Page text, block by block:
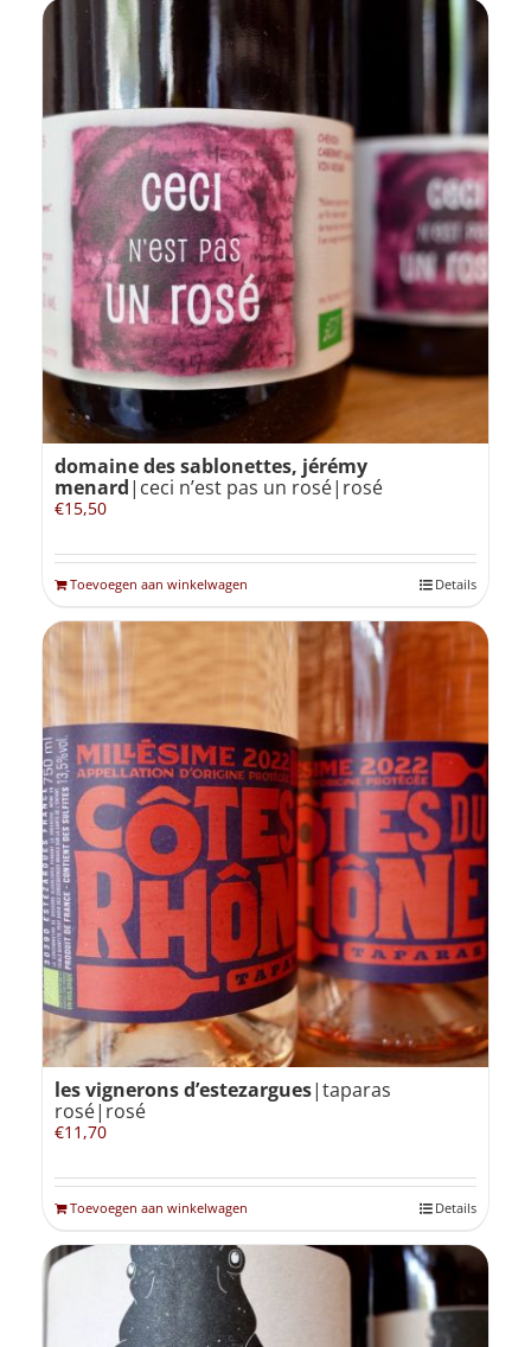
domaine des sablonettes, jérémy
menard|ceci n’est pas un rosé|rosé
€15,50
Toevoegen aan winkelwagen Details
les vignerons d’estezargues|taparas
rosé|rosé
€11,70
Toevoegen aan winkelwagen Details